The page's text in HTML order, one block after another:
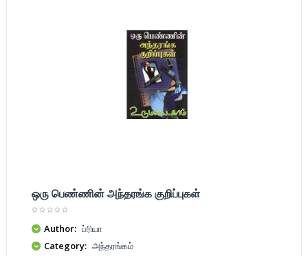
ஒரு பெண்ணின் அந்தரங்க குறிப்புகள்
Author: ப்ரியா
Category: அந்தரங்கம்